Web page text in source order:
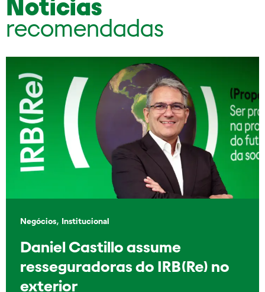
Notícias
recomendadas
Negócios, Institucional
Daniel Castillo assume
resseguradoras do IRB(Re) no
exterior